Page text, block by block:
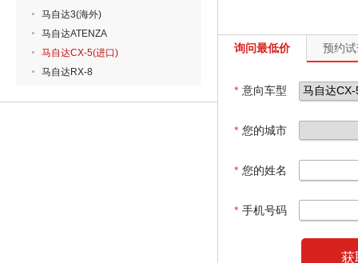
马自达3(海外)
马自达ATENZA
马自达CX-5(进口)
马自达RX-8
询问最低价 预约
* 意向车型
* 您的城市
* 您的姓名
* 手机号码
获